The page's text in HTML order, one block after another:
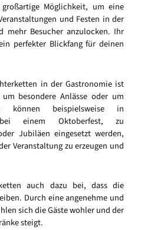
Möglichkeit, um eine
und Festen in der
mehr Besucher anzulocken. Ihr
perfekter Blickfang für deinen
in der Gastronomie ist
besondere Anlässe oder um
können beispielsweise in
bei einem Oktoberfest, zu
Jubiläen eingesetzt werden,
Veranstaltung zu erzeugen und
auch dazu bei, dass die
Durch eine angenehme und
sich die Gäste wohler und der
steigt.